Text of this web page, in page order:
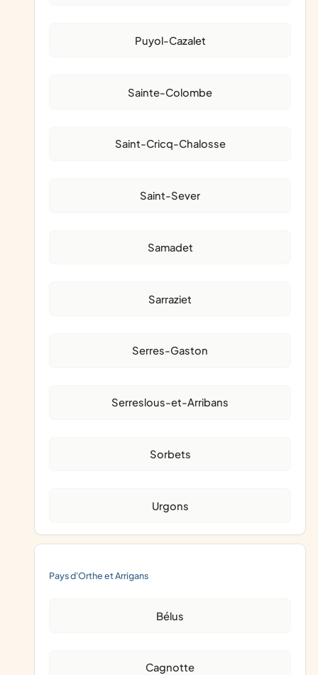
Puyol-Cazalet
Sainte-Colombe
Saint-Cricq-Chalosse
Saint-Sever
Samadet
Sarraziet
Serres-Gaston
Serreslous-et-Arribans
Sorbets
Urgons
Pays d'Orthe et Arrigans
Bélus
Cagnotte